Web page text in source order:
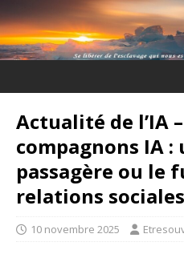
Actualité de l’IA
compagnons IA :
passagère ou le
relations
10 novembre 2025